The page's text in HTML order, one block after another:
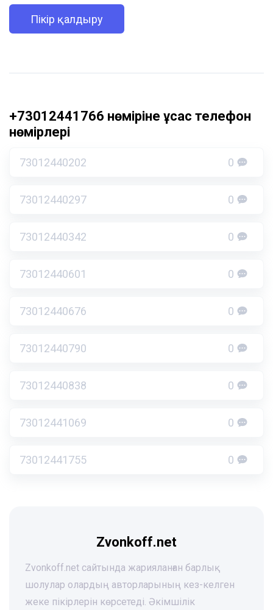
Пікір қалдыру
+73012441766 нөміріне ұқсас телефон
нөмірлері
73012440202 0
73012440297 0
73012440342 0
73012440601 0
73012440676 0
73012440790 0
73012440838 0
73012441069 0
73012441755 0
Zvonkoff.net
Zvonkoff.net сайтында жарияланған барлық
шолулар олардың авторларының кез-келген
жеке пікірлерін көрсетеді. Әкімшілік